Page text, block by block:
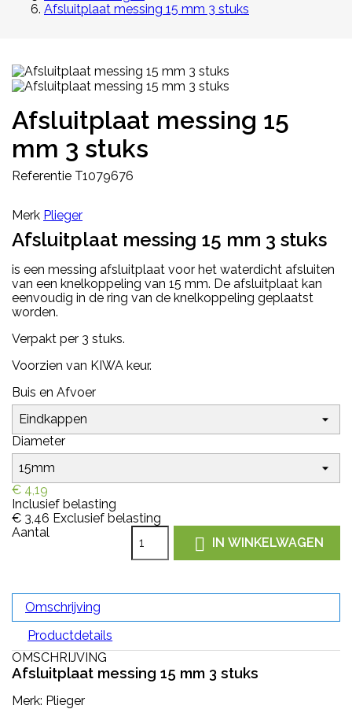
Afsluitplaat messing 15 mm 3 stuks
Afsluitplaat messing 15
mm 3 stuks
Referentie T1079676
Merk Plieger
Afsluitplaat messing 15 mm 3 stuks
is een messing afsluitplaat voor het waterdicht afsluiten
van een knelkoppeling van 15 mm. De afsluitplaat kan
eenvoudig in de ring van de knelkoppeling geplaatst
worden.
Verpakt per 3 stuks.
Voorzien van KIWA keur.
Buis en Afvoer
Diameter
€ 4,19
Inclusief belasting
€ 3,46 Exclusief belasting
Aantal
 IN WINKELWAGEN
Omschrijving
Productdetails
OMSCHRIJVING
Afsluitplaat messing 15 mm 3 stuks
Merk: Plieger